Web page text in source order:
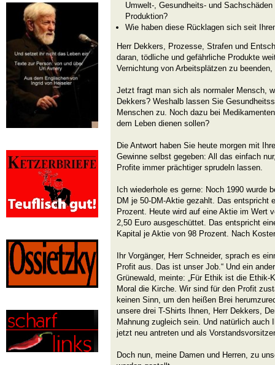
Umwelt-, Gesundheits- und
Produktion?
Wie haben diese Rücklagen sich seit
Herr Dekkers, Prozesse, Strafen und
daran, tödliche und gefährliche Produkte
Vernichtung von Arbeitsplätzen zu
Jetzt fragt man sich als normaler Mensch,
Dekkers? Weshalb lassen Sie
Menschen zu. Noch dazu bei
dem Leben dienen sollen?
Die Antwort haben Sie heute morgen mit
Gewinne selbst gegeben: All das einfach
Profite immer prächtiger sprudeln lassen.
Ich wiederhole es gerne: Noch 1990 wurde
DM je 50-DM-Aktie gezahlt. Das entspricht
Prozent. Heute wird auf eine Aktie im Wert
2,50 Euro ausgeschüttet. Das entspricht
Kapital je Aktie von 98 Prozent. Nach
Ihr Vorgänger, Herr Schneider, sprach es
Profit aus. Das ist unser Job.“ Und ein
Grünewald, meinte: „Für Ethik ist die Ethik-
Moral die Kirche. Wir sind für den Profit
keinen Sinn, um den heißen Brei
unsere drei T-Shirts Ihnen, Herr Dekkers,
Mahnung zugleich sein. Und natürlich auch
jetzt neu antreten und als
Doch nun, meine Damen und Herren, zu